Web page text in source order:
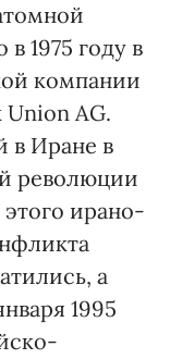
1975 году в
компании
AG.
в Иране в
революции
ирано-
а
1995